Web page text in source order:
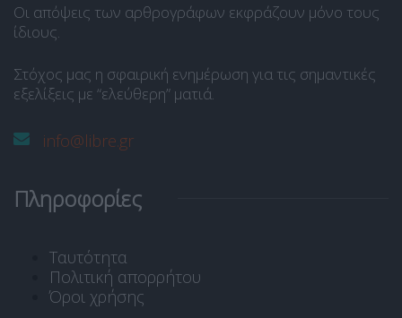
Οι απόψεις των αρθρογράφων εκφράζουν μόνο τους
ίδιους.
Στόχος μας η σφαιρική ενημέρωση για τις σημαντικές
εξελίξεις με “ελεύθερη” ματιά.
info@libre.gr
Πληροφορίες
Ταυτότητα
Πολιτική απορρήτου
Όροι χρήσης